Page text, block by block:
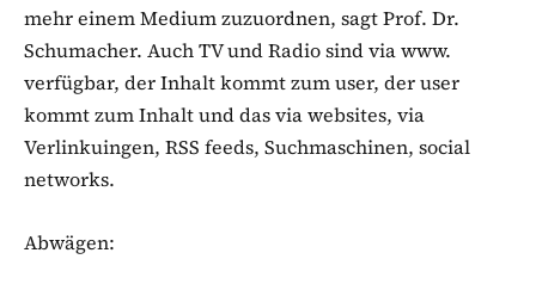
mehr einem Medium zuzuordnen, sagt Prof. Dr.
Schumacher. Auch TV und Radio sind via www.
verfügbar, der Inhalt kommt zum user, der user
kommt zum Inhalt und das via websites, via
Verlinkuingen, RSS feeds, Suchmaschinen, social
networks.
Abwägen: